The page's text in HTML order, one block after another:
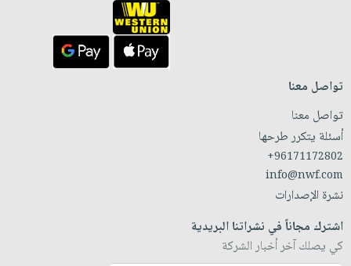
تواصل معنا
تواصل معنا
أسئلة يتكرر طرحها
+96171172802
info@nwf.com
نشرة الإصدارات
اشترك مجاناً في نشراتنا البريدية
كي يصلك آخر أخبار الشركة